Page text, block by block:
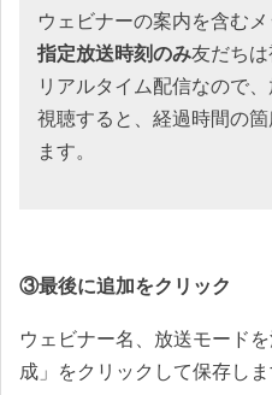
ウェビナーの案内を含む
指定放送時刻のみ友だちは
リアルタイム配信なので
視聴すると、経過時間の
ます。
③最後に追加をクリック
ウェビナー名、放送モード
成」をクリックして保存しま